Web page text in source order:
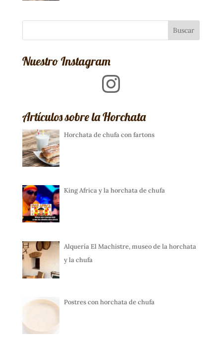
Nuestro Instagram
Instagram
Artículos sobre la Horchata
Horchata de chufa con fartons
King Africa y la horchata de chufa
Alquería El Machistre, museo de la horchata
y la chufa
Postres con horchata de chufa